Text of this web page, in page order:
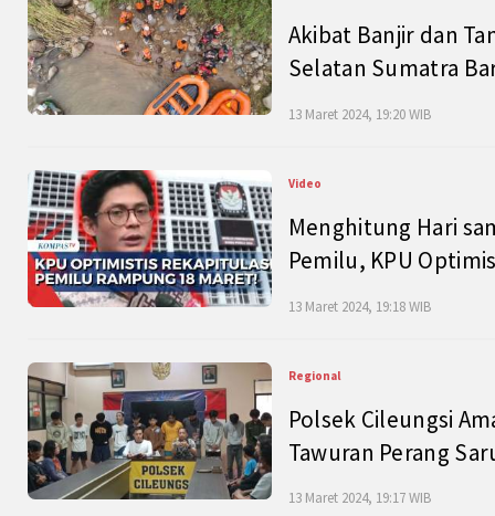
Akibat Banjir dan
Selatan Sumatra
13 Maret 2024, 19:20 WIB
Video
Menghitung Hari
Pemilu, KPU
13 Maret 2024, 19:18 WIB
Regional
Polsek Cileungsi
Tawuran Perang
13 Maret 2024, 19:17 WIB